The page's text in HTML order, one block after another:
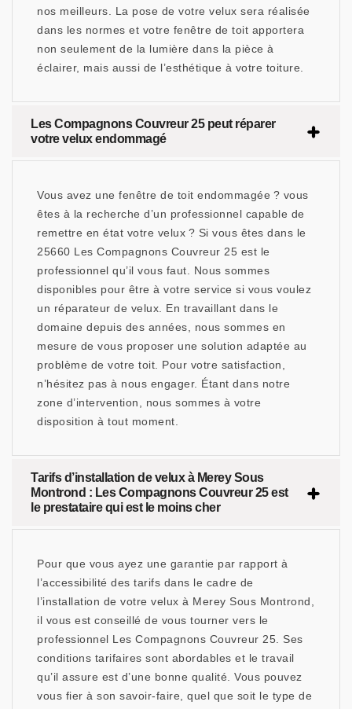
nos meilleurs. La pose de votre velux sera réalisée
dans les normes et votre fenêtre de toit apportera
non seulement de la lumière dans la pièce à
éclairer, mais aussi de l’esthétique à votre toiture.
Les Compagnons Couvreur 25 peut réparer
votre velux endommagé
Vous avez une fenêtre de toit endommagée ? vous
êtes à la recherche d’un professionnel capable de
remettre en état votre velux ? Si vous êtes dans le
25660 Les Compagnons Couvreur 25 est le
professionnel qu’il vous faut. Nous sommes
disponibles pour être à votre service si vous voulez
un réparateur de velux. En travaillant dans le
domaine depuis des années, nous sommes en
mesure de vous proposer une solution adaptée au
problème de votre toit. Pour votre satisfaction,
n’hésitez pas à nous engager. Étant dans notre
zone d’intervention, nous sommes à votre
disposition à tout moment.
Tarifs d’installation de velux à Merey Sous
Montrond : Les Compagnons Couvreur 25 est
le prestataire qui est le moins cher
Pour que vous ayez une garantie par rapport à
l’accessibilité des tarifs dans le cadre de
l’installation de votre velux à Merey Sous Montrond,
il vous est conseillé de vous tourner vers le
professionnel Les Compagnons Couvreur 25. Ses
conditions tarifaires sont abordables et le travail
qu’il assure est d’une bonne qualité. Vous pouvez
vous fier à son savoir-faire, quel que soit le type de